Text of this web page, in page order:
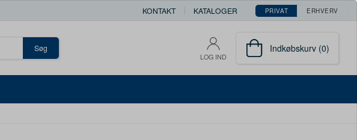
KONTAKT KATALOGER PRIVAT ERHVERV
Søg
LOG IND
Indkøbskurv (0)